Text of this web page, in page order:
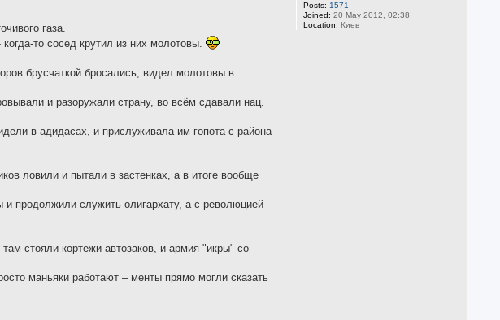
Posts: 1571
Joined: 20 May 2012, 02:38
Location: Киев
газа.
то сосед крутил из них молотовы.
брусчаткой бросались, видел молотовы в
и разоружали страну, во всём сдавали нац.
в адидасах, и прислуживала им гопота с района
ловили и пытали в застенках, а в итоге вообще
продолжили служить олигархату, а с революцией
стояли кортежи автозаков, и армия "икры" со
маньяки работают – менты прямо могли сказать